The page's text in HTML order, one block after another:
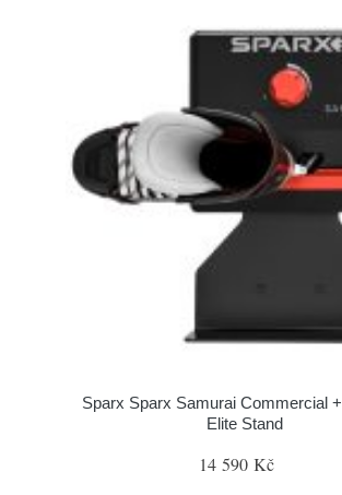
Sparx Sparx Samurai Commercial
Elite Stand
14 590 Kč